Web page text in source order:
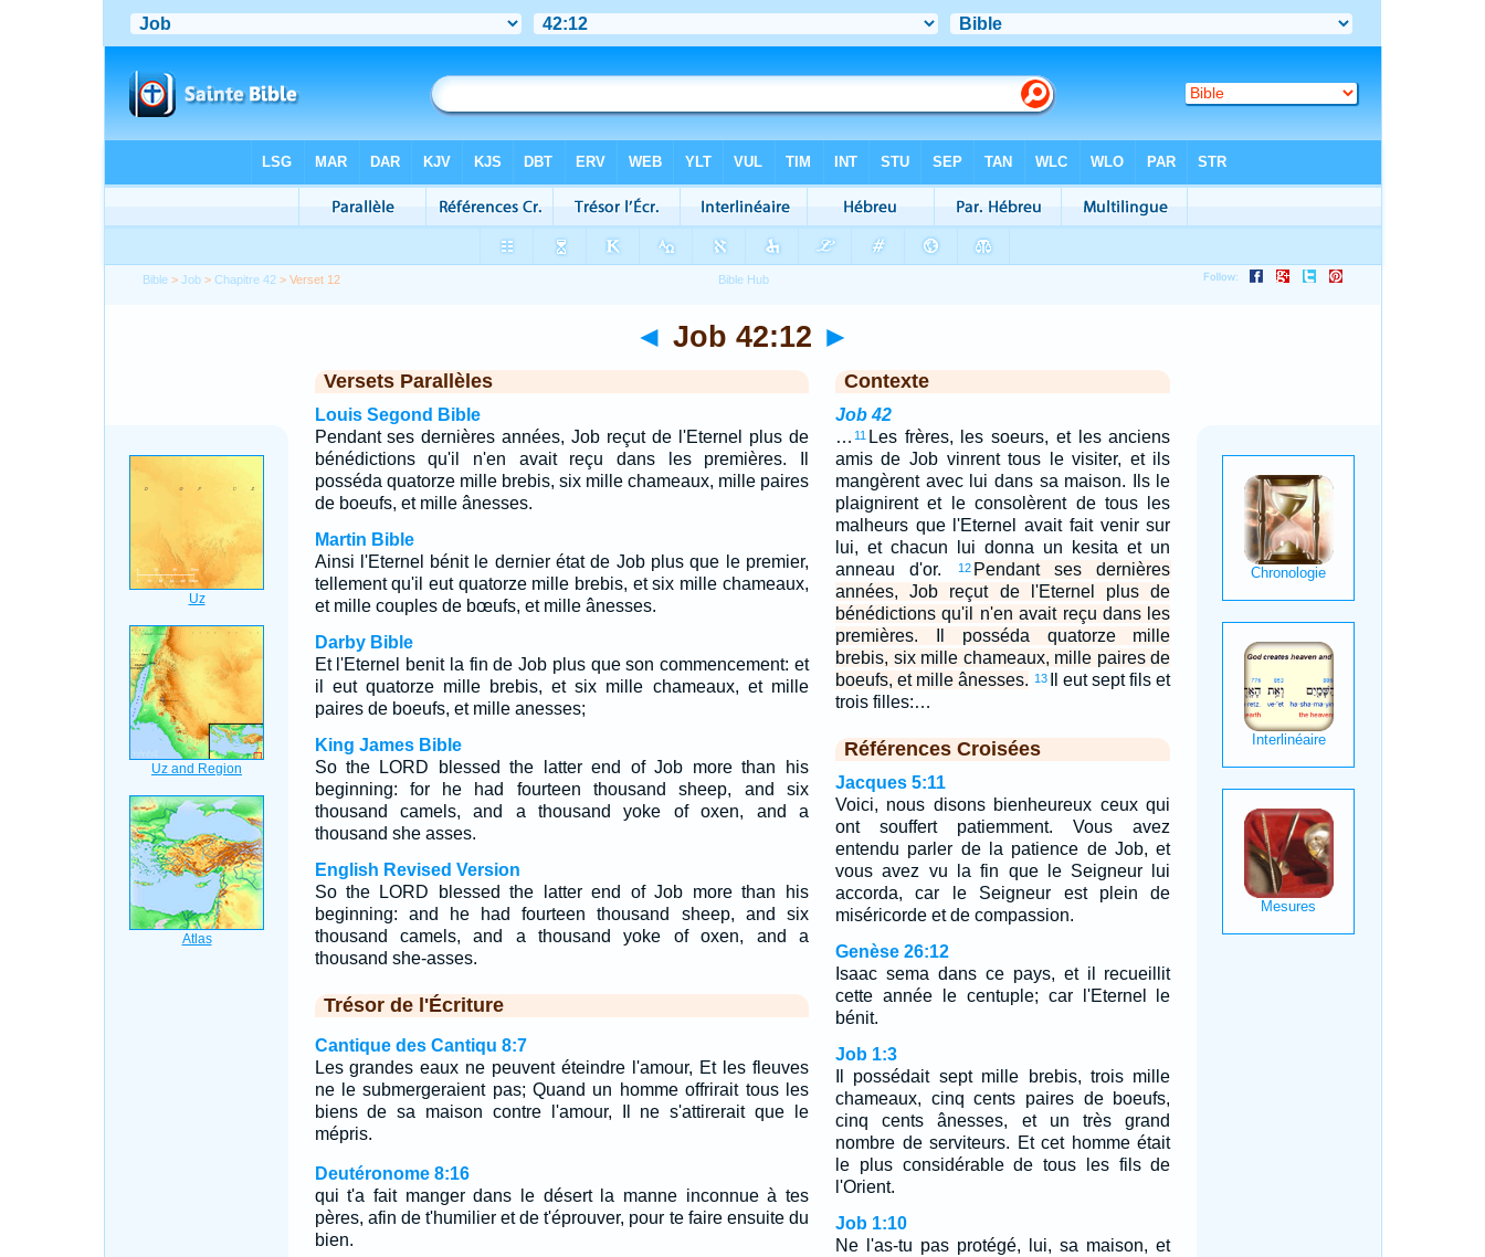
Bible >Job >Chapitre 42 > Verset 12
◄ Job 42:12 ►
Versets Parallèles
Louis Segond Bible
Pendant ses dernières années, Job reçut de l'Eternel plus de
bénédictions qu'il n'en avait reçu dans les premières. Il
posséda quatorze mille brebis, six mille chameaux, mille paires
de boeufs, et mille ânesses.
Martin Bible
Ainsi l'Eternel bénit le dernier état de Job plus que le premier,
tellement qu'il eut quatorze mille brebis, et six mille chameaux,
et mille couples de bœufs, et mille ânesses.
Darby Bible
Et l'Eternel benit la fin de Job plus que son commencement: et
il eut quatorze mille brebis, et six mille chameaux, et mille
paires de boeufs, et mille anesses;
King James Bible
So the LORD blessed the latter end of Job more than his
beginning: for he had fourteen thousand sheep, and six
thousand camels, and a thousand yoke of oxen, and a
thousand she asses.
English Revised Version
So the LORD blessed the latter end of Job more than his
beginning: and he had fourteen thousand sheep, and six
thousand camels, and a thousand yoke of oxen, and a
thousand she-asses.
Trésor de l'Écriture
Cantique des Cantiqu 8:7
Les grandes eaux ne peuvent éteindre l'amour, Et les fleuves
ne le submergeraient pas; Quand un homme offrirait tous les
biens de sa maison contre l'amour, Il ne s'attirerait que le
mépris.
Deutéronome 8:16
qui t'a fait manger dans le désert la manne inconnue à tes
pères, afin de t'humilier et de t'éprouver, pour te faire ensuite du
bien.
Contexte
Job 42
… 11 Les frères, les soeurs, et les anciens
amis de Job vinrent tous le visiter, et ils
mangèrent avec lui dans sa maison. Ils le
plaignirent et le consolèrent de tous les
malheurs que l'Eternel avait fait venir sur
lui, et chacun lui donna un kesita et un
anneau d'or.
12 Pendant ses dernières
années, Job reçut de l'Eternel plus de
bénédictions qu'il n'en avait reçu dans les
premières. Il posséda quatorze mille
brebis, six mille chameaux, mille paires de
boeufs, et mille ânesses. 13
Il eut sept fils et
trois filles:…
Références Croisées
Jacques 5:11
Voici, nous disons bienheureux ceux qui
ont souffert patiemment. Vous avez
entendu parler de la patience de Job, et
vous avez vu la fin que le Seigneur lui
accorda, car le Seigneur est plein de
miséricorde et de compassion.
Genèse 26:12
Isaac sema dans ce pays, et il recueillit
cette année le centuple; car l'Eternel le
bénit.
Job 1:3
Il possédait sept mille brebis, trois mille
chameaux, cinq cents paires de boeufs,
cinq cents ânesses, et un très grand
nombre de serviteurs. Et cet homme était
le plus considérable de tous les fils de
l'Orient.
Job 1:10
Ne l'as-tu pas protégé, lui, sa maison, et